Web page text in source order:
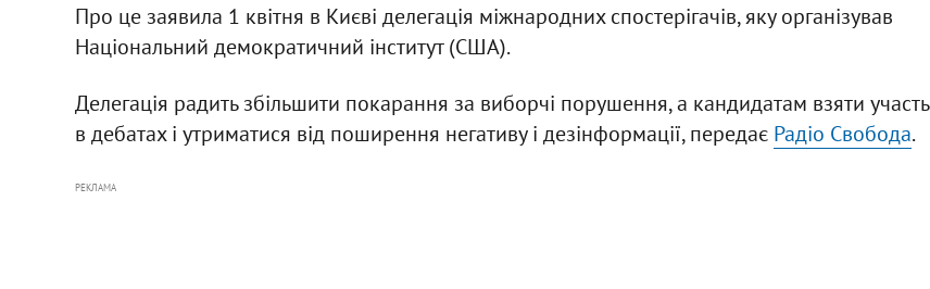
Про це заявила 1 квітня в Києві делегація міжнародних спостерігачів, яку організував
Національний демократичний інститут (США).
Делегація радить збільшити покарання за виборчі порушення, а кандидатам взяти участь
в дебатах і утриматися від поширення негативу і дезінформації, передає Радіо Свобода.
РЕКЛАМА